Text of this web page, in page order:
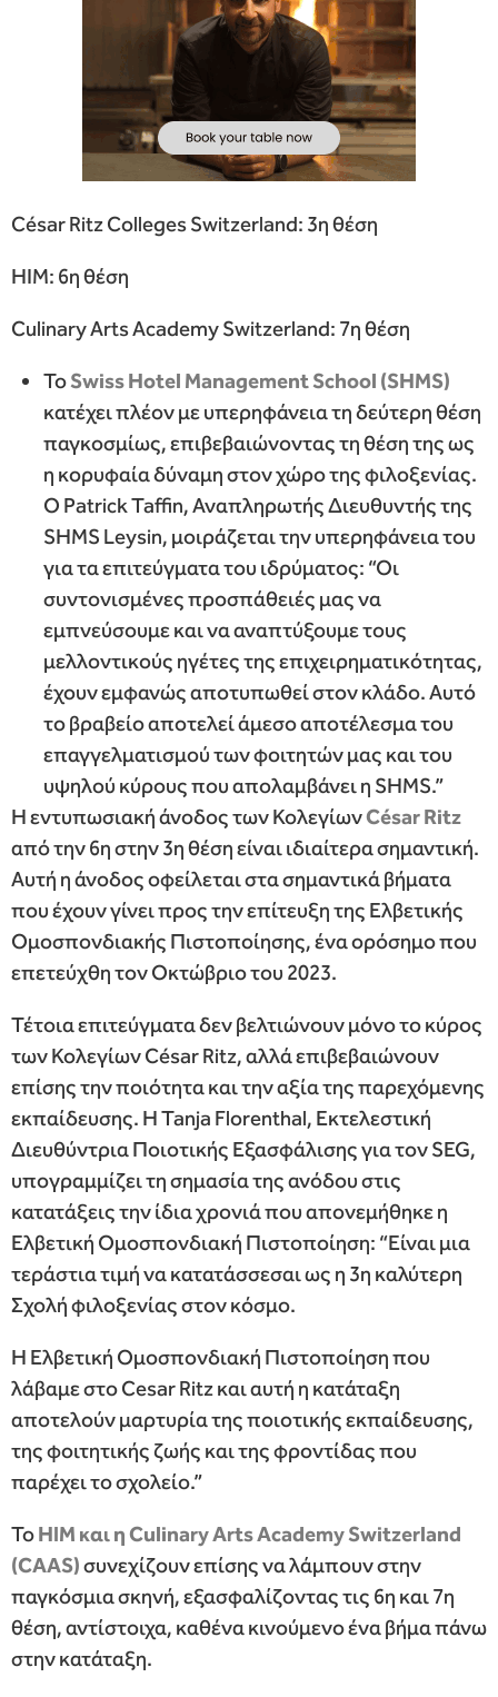
César Ritz Colleges Switzerland: 3η θέση
HIM: 6η θέση
Culinary Arts Academy Switzerland: 7η θέση
ΤοSwissHotel ManagementSchool (SHMS)
κατέχει πλέον με υπερηφάνεια τη δεύτερη θέση
παγκοσμίως, επιβεβαιώνοντας τη θέση της ως
η κορυφαία δύναμη στον χώρο της φιλοξενίας.
Ο Patrick Taffin, Αναπληρωτής Διευθυντής της
SHMS Leysin, μοιράζεται την υπερηφάνεια του
για τα επιτεύγματα του ιδρύματος: “Οι
συντονισμένες προσπάθειές μας να
εμπνεύσουμε και να αναπτύξουμε τους
μελλοντικούς ηγέτες της επιχειρηματικότητας,
έχουν εμφανώς αποτυπωθεί στον κλάδο. Αυτό
το βραβείο αποτελεί άμεσο αποτέλεσμα του
επαγγελματισμού των φοιτητών μας και του
υψηλού κύρους που απολαμβάνει η SHMS.”
Η εντυπωσιακή άνοδος των ΚολεγίωνCésarRitz
από την 6η στην 3η θέση είναι ιδιαίτερα σημαντική.
Αυτή η άνοδος οφείλεται στα σημαντικά βήματα
που έχουν γίνει προς την επίτευξη της Ελβετικής
Ομοσπονδιακής Πιστοποίησης, ένα ορόσημο που
επετεύχθη τον Οκτώβριο του 2023.
Τέτοια επιτεύγματα δεν βελτιώνουν μόνο το κύρος
των Κολεγίων César Ritz, αλλά επιβεβαιώνουν
επίσης την ποιότητα και την αξία της παρεχόμενης
εκπαίδευσης. Η Tanja Florenthal, Εκτελεστική
Διευθύντρια Ποιοτικής Εξασφάλισης για τον SEG,
υπογραμμίζει τη σημασία της ανόδου στις
κατατάξεις την ίδια χρονιά που απονεμήθηκε η
Ελβετική Ομοσπονδιακή Πιστοποίηση: “Είναι μια
τεράστια τιμή να κατατάσσεσαι ως η 3η καλύτερη
Σχολή φιλοξενίας στον κόσμο.
Η Ελβετική Ομοσπονδιακή Πιστοποίηση που
λάβαμε στο Cesar Ritz και αυτή η κατάταξη
αποτελούν μαρτυρία της ποιοτικής εκπαίδευσης,
της φοιτητικής ζωής και της φροντίδας που
παρέχει το σχολείο.”
ΤοHIM και ηCulinaryArtsAcademySwitzerland
(CAAS)συνεχίζουν επίσης να λάμπουν στην
παγκόσμια σκηνή, εξασφαλίζοντας τις 6η και 7η
θέση, αντίστοιχα, καθένα κινούμενο ένα βήμα πάνω
στην κατάταξη.